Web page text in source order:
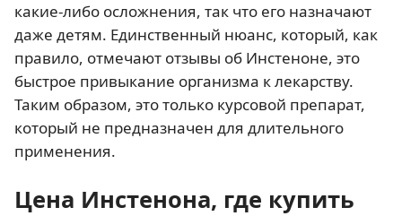
какие-либо осложнения, так что его назначают
даже детям. Единственный нюанс, который, как
правило, отмечают отзывы об Инстеноне, это
быстрое привыкание организма к лекарству.
Таким образом, это только курсовой препарат,
который не предназначен для длительного
применения.
Цена Инстенона, где купить